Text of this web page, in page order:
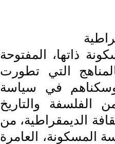
ذاتها، المفتوحة
التي تطورت
وسكناهم في سياسة
الفلسفة والتاريخ
الديمقراطية، من
المسكونة، العامرة